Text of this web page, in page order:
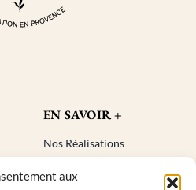
aux
EN SAVOIR +
Nos Réalisations
Créer un compte